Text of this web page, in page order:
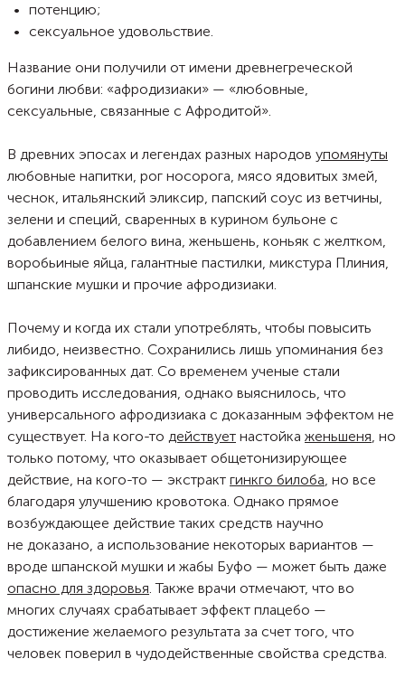
потенцию;
сексуальное удовольствие.
Название они получили от имени древнегреческой
богини любви: «афродизиаки» — «любовные,
сексуальные, связанные с Афродитой».
В древних эпосах и легендах разных народов упомянуты
любовные напитки, рог носорога, мясо ядовитых змей,
чеснок, итальянский эликсир, папский соус из ветчины,
зелени и специй, сваренных в курином бульоне с
добавлением белого вина, женьшень, коньяк с желтком,
воробьиные яйца, галантные пастилки, микстура Плиния,
шпанские мушки и прочие афродизиаки.
Почему и когда их стали употреблять, чтобы повысить
либидо, неизвестно. Сохранились лишь упоминания без
зафиксированных дат. Со временем ученые стали
проводить исследования, однако выяснилось, что
универсального афродизиака с доказанным эффектом не
существует. На кого-то действует настойка женьшеня, но
только потому, что оказывает общетонизирующее
действие, на кого-то — экстракт гинкго билоба, но все
благодаря улучшению кровотока. Однако прямое
возбуждающее действие таких средств научно
не доказано, а использование некоторых вариантов —
вроде шпанской мушки и жабы Буфо — может быть даже
опасно для здоровья. Также врачи отмечают, что во
многих случаях срабатывает эффект плацебо —
достижение желаемого результата за счет того, что
человек поверил в чудодейственные свойства средства.